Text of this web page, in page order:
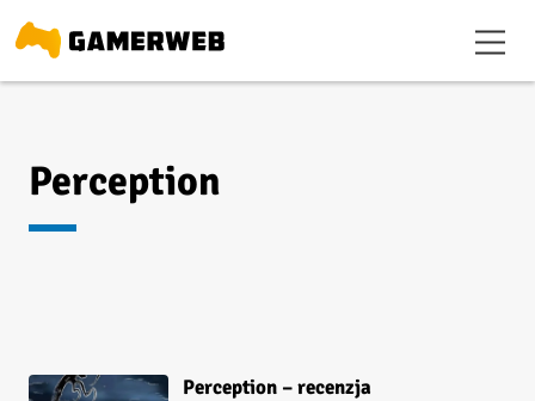
Perception
Perception – recenzja